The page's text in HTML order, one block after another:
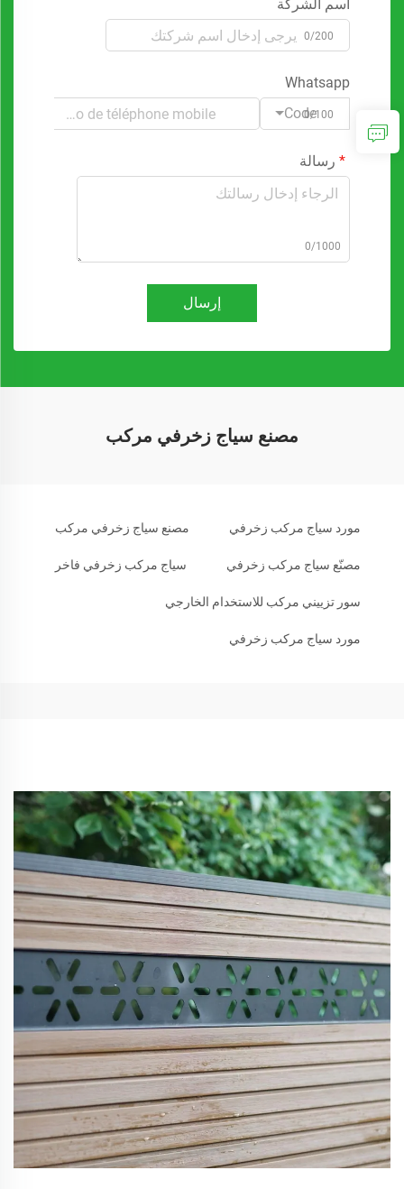
اسم الشركة
0/200
Whatsapp
Code0/100
رسالة
0/1000
إرسال
مصنع سياج زخرفي مركب
مورد سياج مركب زخرفي مصنع سياج زخرفي مركب
مصنّع سياج مركب زخرفي سياج مركب زخرفي فاخر
سور تزييني مركب للاستخدام الخارجي
مورد سياج مركب زخرفي